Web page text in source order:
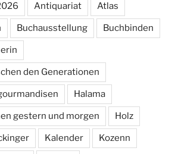
Antiquariat Atlas
Buchausstellung Buchbinden
den Generationen
Halama
gestern und morgen Holz
Kalender Kozenn